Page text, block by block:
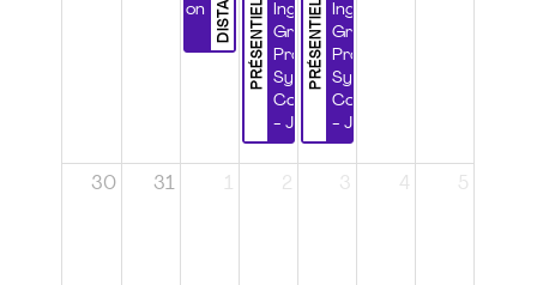
Certification
PRÉSENTIEL
Ingénierie
Grands
Projets et
Systèmes
Complexes
- Jour 1
PRÉSENTIEL
Ingénierie
Grands
Projets et
Systèmes
Complexes
- Jour 2
30 31 1 2 3 4 5